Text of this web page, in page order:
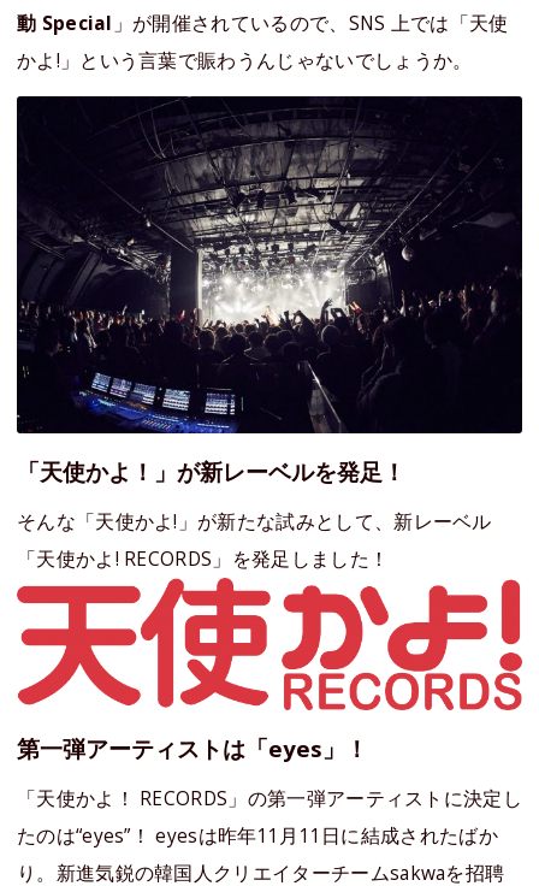
動 Special 」が開催されているので、SNS 上では「天使
かよ!」という言葉で賑わうんじゃないでしょうか。
「天使かよ！」が新レーベルを発足！
そんな「天使かよ!」が新たな試みとして、新レーベル
「天使かよ! RECORDS」を発足しました！
第一弾アーティストは「eyes」！
「天使かよ！ RECORDS」の第一弾アーティストに決定し
たのは“eyes”！ eyesは昨年11月11日に結成されたばか
り。新進気鋭の韓国人クリエイターチームsakwaを招聘